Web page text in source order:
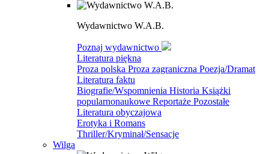
Wydawnictwo W.A.B.
Poznaj wydawnictwo
Literatura piękna
Proza polska Proza zagraniczna Poezja/Dramat
Literatura faktu
Biografie/Wspomnienia Historia Książki
popularnonaukowe Reportaże Pozostałe
Literatura obyczajowa
Erotyka i Romans
Thriller/Kryminał/Sensacje
Wilga